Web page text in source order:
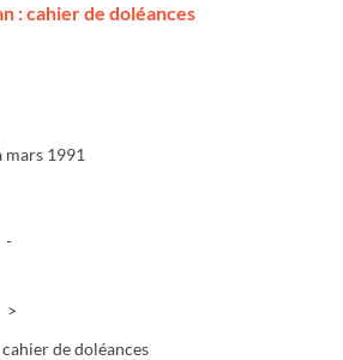
: cahier de doléances
mars 1991
-
cahier de doléances